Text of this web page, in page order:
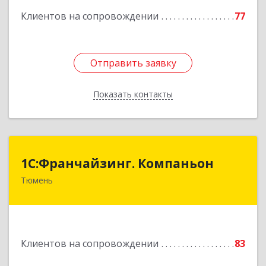
Клиентов на сопровождении 77
Отправить заявку
Показать контакты
Подробнее
Отправить заявку
Назад
1С:Франчайзинг. Компаньон
Тюмень
Клиентов на сопровождении 83
1С:Франчайзинг. Компаньон